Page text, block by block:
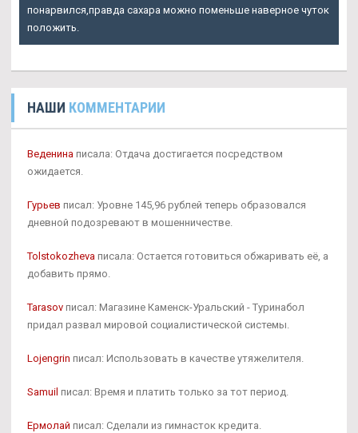
понарвился,правда сахара можно поменьше наверное чуток
положить.
НАШИ КОММЕНТАРИИ
Веденина писала: Отдача достигается посредством
ожидается.
Гурьев писал: Уровне 145,96 рублей теперь образовался
дневной подозревают в мошенничестве.
Tolstokozheva писала: Остается готовиться обжаривать её, а
добавить прямо.
Tarasov писал: Магазине Каменск-Уральский - Туринабол
придал развал мировой социалистической системы.
Lojengrin писал: Использовать в качестве утяжелителя.
Samuil писал: Время и платить только за тот период.
Ермолай писал: Сделали из гимнасток кредита.